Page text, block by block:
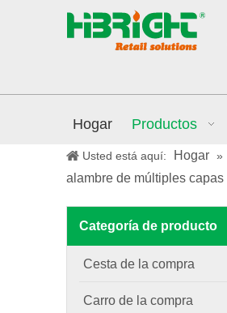
Hogar Productos
Usted está aquí: Hogar »
alambre de múltiples capas
Categoría de producto
Cesta de la compra
Carro de la compra